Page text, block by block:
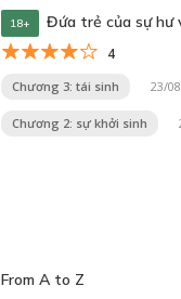
18+ Đứa trẻ của sự hư
4
Chương 3: tái sinh 23/
Chương 2: sự khởi sinh
From A to Z